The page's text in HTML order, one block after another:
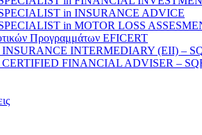
in INSURANCE ADVICE
in MOTOR LOSS
Προγραμμάτων EFICERT
INTERMEDIARY (EII) –
FINANCIAL ADVISER –